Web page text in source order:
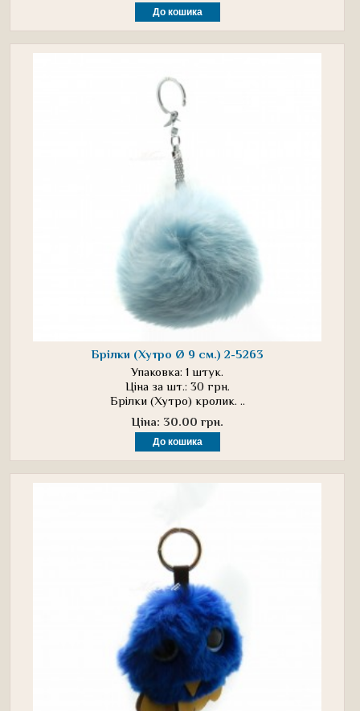
Брілки (Хутро Ø 9 см.) 2-5263
Упаковка: 1 штук.
Ціна за шт.: 30 грн.
Брілки (Хутро) кролик. ..
Ціна: 30.00 грн.